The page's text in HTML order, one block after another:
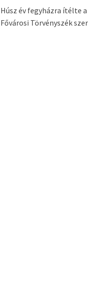
Húsz év fegyházra ítélte
Fővárosi Törvényszék